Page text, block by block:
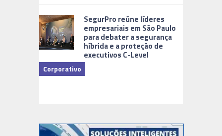
SegurPro reúne líderes
empresariais em São Paulo
para debater a segurança
híbrida e a proteção de
executivos C-Level
Corporativo